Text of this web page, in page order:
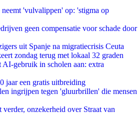
'vulvalippen' op: 'stigma op
geen compensatie voor schade door
uit Spanje na migratiecrisis Ceuta
zondag terug met lokaal 32 graden
AI-gebruik in scholen aan: extra
jaar een gratis uitbreiding
ingrijpen tegen 'gluurbrillen' die mensen
onzekerheid over Straat van